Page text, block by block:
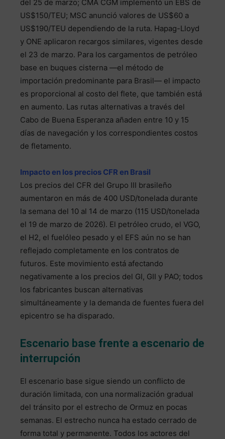
del 25 de marzo; CMA CGM implementó un EBS de
US$150/TEU; MSC anunció valores de US$60 a
US$190/TEU dependiendo de la ruta. Hapag-Lloyd
y ONE aplicaron recargos similares, vigentes desde
el 23 de marzo. Para los cargamentos de petróleo
base en buques cisterna —el método de
importación predominante para Brasil— el impacto
es proporcional al costo del flete, que también está
en aumento. Las rutas alternativas a través del
Cabo de Buena Esperanza añaden entre 10 y 15
días de navegación y los correspondientes costos
de fletamento.
Impacto en los precios CFR en Brasil
Los precios del CFR del Grupo III brasileño
aumentaron en más de 400 USD/tonelada durante
la semana del 10 al 14 de marzo (115 USD/tonelada
el 19 de marzo de 2026). El petróleo crudo, el VGO,
el H2, el fuelóleo pesado y el EFS aún no se han
reflejado completamente en los contratos de
futuros. Este movimiento está afectando
negativamente a los precios del GI, GII y PAO; todos
los fabricantes buscan alternativas
simultáneamente y la demanda de fuentes fuera del
epicentro se ha disparado.
Escenario base frente a escenario de
interrupción
El escenario base sigue siendo un conflicto de
duración limitada, con una normalización gradual
del tránsito por el estrecho de Ormuz en pocas
semanas. El estrecho nunca ha estado cerrado de
forma total y permanente. Todos los actores del